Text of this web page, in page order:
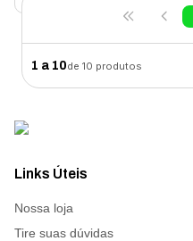
1 a 10de10 produtos
Links Úteis
Nossa loja
Tire suas dúvidas